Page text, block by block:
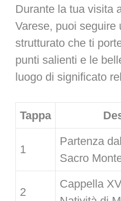
Durante la tua visita
Varese, puoi seguire
strutturato che ti
punti salienti e le
luogo di significato
Tappa
1
Partenza
Sacro
2
Cappella